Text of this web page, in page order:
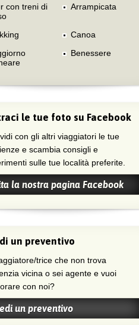
con treni di
Arrampicata
Canoa
Benessere
le tue foto su Facebook
con gli altri viaggiatori le tue
e scambia consigli e
sulle tue località preferite.
la nostra pagina Facebook
un preventivo
vicina o sei agente e vuoi
con noi?
un preventivo